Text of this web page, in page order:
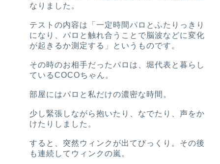
なりました。
テストの内容は「一定時間パロとふたりっきり
になり、パロと触れ合うことで脳波などに変化
が起きるか測定する」というものです。
その時のお相手だったパロは、堀代表と暮らし
ているCOCOちゃん。
部屋にはパロと私だけの濃密な時間。
少し緊張しながら抱いたり、なでたり、声をか
けたりしました。
すると、突然ウィンクが出てびっくり。その後
も連続してウィンクの嵐。